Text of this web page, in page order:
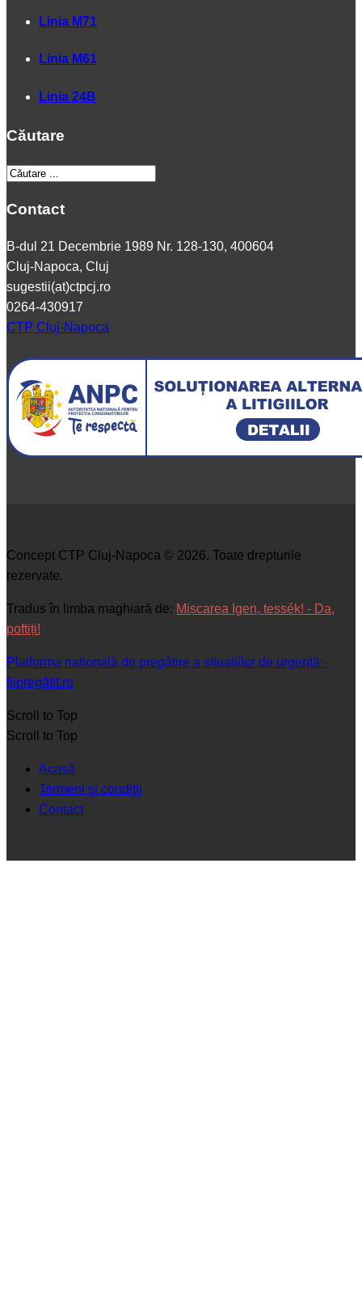
Linia M71
Linia M61
Linia 24B
Căutare
Contact
B-dul 21 Decembrie 1989 Nr. 128-130, 400604
Cluj-Napoca, Cluj
sugestii(at)ctpcj.ro
0264-430917
CTP Cluj-Napoca
Concept CTP Cluj-Napoca © 2026. Toate drepturile
rezervate.
Tradus în limba maghiară de: Mișcarea Igen, tessék! - Da,
poftiți!
Platforma națională de pregătire a situațiilor de urgență -
fiipregătit.ro
Scroll to Top
Scroll to Top
Acasă
Termeni şi condiţii
Contact